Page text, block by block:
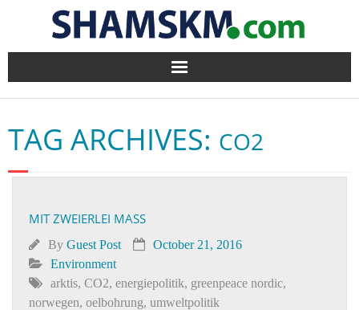
Home
BlogArena
Forum
About Us
Contact
TAG ARCHIVES: CO2
MIT ZWEIERLEI MASS
By Guest Post
October 21, 2016
Environment
arktis, CO2, energiepolitik, greenpeace nordic,
norwegen, oelbohrung, umweltpolitik